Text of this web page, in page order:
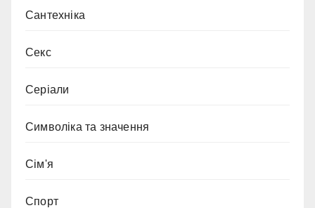
Сантехніка
Секс
Серіали
Символіка та значення
Сім'я
Спорт